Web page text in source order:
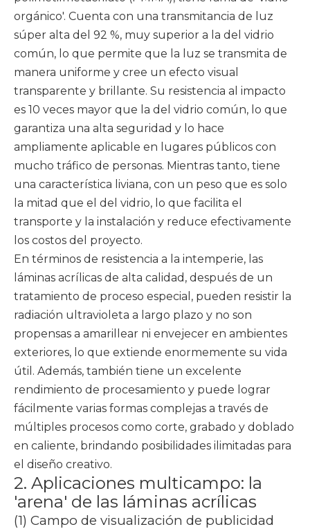
orgánico'. Cuenta con una transmitancia de luz
súper alta del 92 %, muy superior a la del vidrio
común, lo que permite que la luz se transmita de
manera uniforme y cree un efecto visual
transparente y brillante. Su resistencia al impacto
es 10 veces mayor que la del vidrio común, lo que
garantiza una alta seguridad y lo hace
ampliamente aplicable en lugares públicos con
mucho tráfico de personas. Mientras tanto, tiene
una característica liviana, con un peso que es solo
la mitad que el del vidrio, lo que facilita el
transporte y la instalación y reduce efectivamente
los costos del proyecto.
En términos de resistencia a la intemperie, las
láminas acrílicas de alta calidad, después de un
tratamiento de proceso especial, pueden resistir la
radiación ultravioleta a largo plazo y no son
propensas a amarillear ni envejecer en ambientes
exteriores, lo que extiende enormemente su vida
útil. Además, también tiene un excelente
rendimiento de procesamiento y puede lograr
fácilmente varias formas complejas a través de
múltiples procesos como corte, grabado y doblado
en caliente, brindando posibilidades ilimitadas para
el diseño creativo.
2. Aplicaciones multicampo: la
'arena' de las láminas acrílicas
(1) Campo de visualización de publicidad